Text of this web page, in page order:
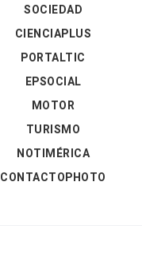
SOCIEDAD
CIENCIAPLUS
PORTALTIC
EPSOCIAL
MOTOR
TURISMO
NOTIMÉRICA
CONTACTOPHOTO